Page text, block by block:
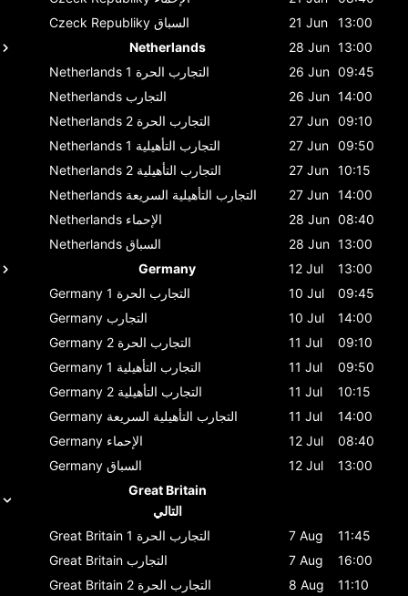
Czeck Republiky السباق 21 Jun
13:00
Netherlands
28 Jun 13:00
Netherlands
التجارب الحرة 1 26 Jun 09:45
Netherlands التجارب 26 Jun 14:00
Netherlands
التجارب الحرة 2 27 Jun 09:10
Netherlands
التجارب التأهيلية 1 27 Jun 09:50
Netherlands
التجارب التأهيلية 2 27 Jun 10:15
Netherlands التجارب التأهيلية السريعة 27 Jun 14:00
Netherlands الإحماء 28 Jun 08:40
Netherlands السباق 28 Jun 13:00
Germany
12 Jul
13:00
Germany
التجارب الحرة 1 10 Jul
09:45
Germany التجارب 10 Jul
14:00
Germany
التجارب الحرة 2 11 Jul
09:10
Germany
التجارب التأهيلية 1 11 Jul
09:50
Germany
التجارب التأهيلية 2 11 Jul
10:15
Germany التجارب التأهيلية السريعة 11 Jul
14:00
Germany الإحماء 12 Jul
08:40
Germany السباق 12 Jul
13:00
Great Britain
التالي
Great Britain
التجارب الحرة 1 7 Aug
11:45
Great Britain التجارب 7 Aug
16:00
Great Britain
التجارب الحرة 2 8 Aug
11:10